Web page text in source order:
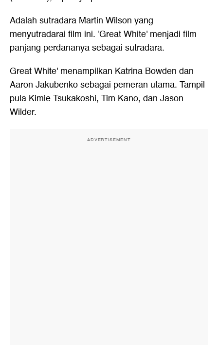
Adalah sutradara Martin Wilson yang
menyutradarai film ini. 'Great White' menjadi film
panjang perdananya sebagai sutradara.
Great White' menampilkan Katrina Bowden dan
Aaron Jakubenko sebagai pemeran utama. Tampil
pula Kimie Tsukakoshi, Tim Kano, dan Jason
Wilder.
ADVERTISEMENT